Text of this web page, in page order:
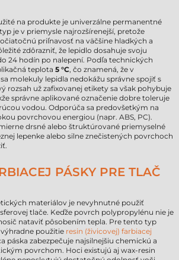
na produkte je univerzálne permanentné
je v priemysle najrozšírenejší, pretože
priľnavosť na väčšine hladkých a
zdôrazniť, že lepidlo dosahuje svoju
24 hodín po nalepení. Podľa technických
teplota 5 °C, čo znamená, že v
molekuly lepidla nedokážu správne spojiť s
rozsah už zafixovanej etikety sa však pohybuje
správne aplikované označenie dobre toleruje
vodou. Odporúča sa predovšetkým na
povrchovou energiou (napr. ABS, PC).
drsné alebo štruktúrované priemyselné
lepenke alebo silne znečistených povrchoch
PÁSKY PRE TLAČ
materiálov je nevyhnutné použiť
tlače. Keďže povrch polypropylénu nie je
nataviť pôsobením tepla. Pre tento typ
použitie resin (živicovej) farbiacej
páska zabezpečuje najsilnejšiu chemickú a
povrchom. Hoci existujú aj wax-resin